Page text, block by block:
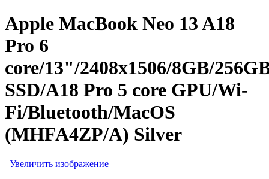
Apple MacBook Neo 13 A18
Pro 6
core/13"/2408x1506/8GB/
SSD/A18 Pro 5 core GPU/Wi-
Fi/Bluetooth/MacOS
(MHFA4ZP/A) Silver
Увеличить изображение